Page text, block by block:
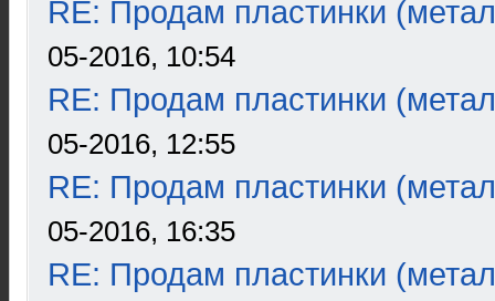
RE: Продам пластинки
05-2016, 10:54
RE: Продам пластинки
05-2016, 12:55
RE: Продам пластинки
05-2016, 16:35
RE: Продам пластинки